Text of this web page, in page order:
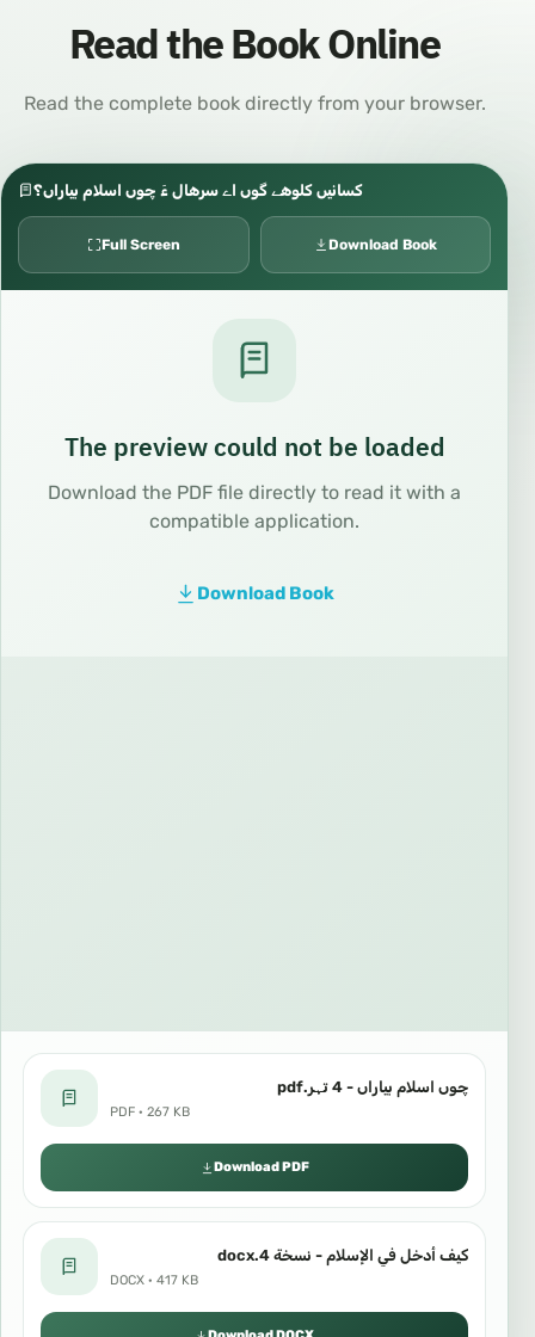
Read the Book Online
Read the complete book directly from your browser.
کسانیں کلوهے گوں اے سرهال ءَ چوں اسلام بیاراں؟
Full Screen Download Book
The preview could not be loaded
Download the PDF file directly to read it with a
compatible application.
Download Book
چوں اسلام بیاراں - 4 تہر.pdf
PDF · 267 KB
Download PDF
كيف أدخل في الإسلام - نسخة 4.docx
DOCX · 417 KB